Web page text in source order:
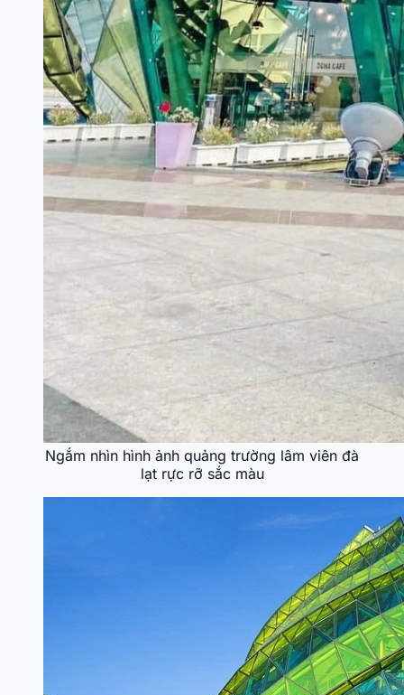
Ngắm nhìn hình ảnh quảng trường lâm viên đà
lạt rực rỡ sắc màu